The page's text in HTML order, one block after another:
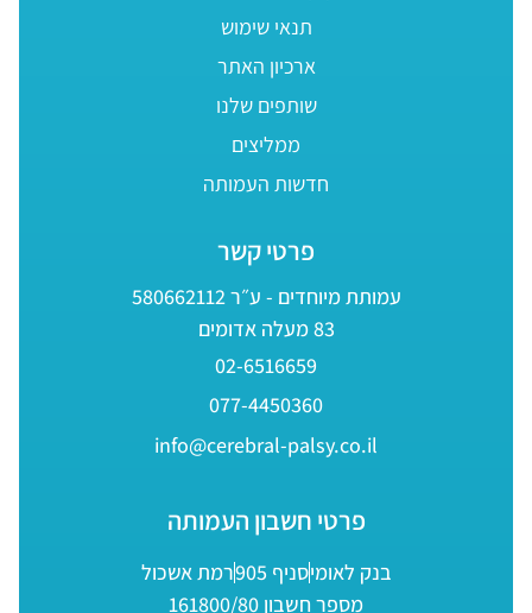
תנאי שימוש
ארכיון האתר
שותפים שלנו
ממליצים
חדשות העמותה
פרטי קשר
עמותת מיוחדים - ע״ר 580662112
83 מעלה אדומים
02-6516659
077-4450360
info@cerebral-palsy.co.il
פרטי חשבון העמותה
בנק לאומיסניף 905
רמת אשכול
מספר חשבון 161800/80